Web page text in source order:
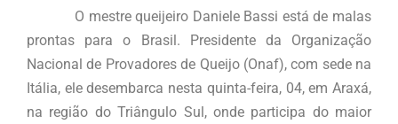
O mestre queijeiro Daniele Bassi está de malas
prontas para o Brasil. Presidente da Organização
Nacional de Provadores de Queijo (Onaf), com sede na
Itália, ele desembarca nesta quinta-feira, 04, em Araxá,
na região do Triângulo Sul, onde participa do maior